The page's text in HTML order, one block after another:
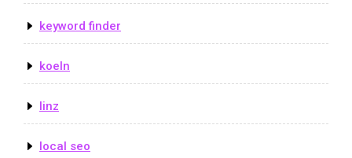
keyword finder
koeln
linz
local seo